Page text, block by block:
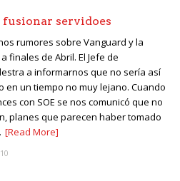
fusionar servidoes
rumores sobre Vanguard y la
finales de Abril. El Jefe de
a informarnos que no sería así
un tiempo no muy lejano. Cuando
con SOE se nos comunicó que no
planes que parecen haber tomado
[Read More]